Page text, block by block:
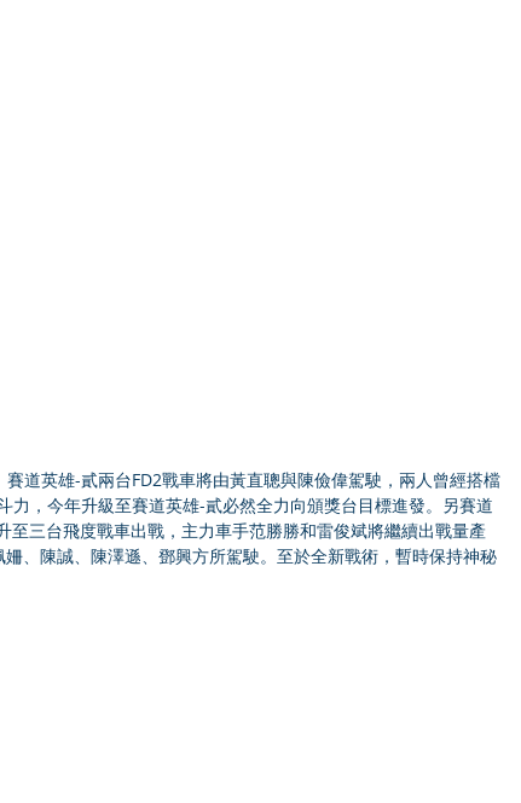
道英雄-貳兩台FD2戰車將由黃直聰與陳儉偉駕駛，兩人曾經搭檔
力，今年升級至賽道英雄-貳必然全力向頒獎台目標進發。另賽道
至三台飛度戰車出戰，主力車手范勝勝和雷俊斌將繼續出戰量產
、陳誠、陳澤遜、鄧興方所駕駛。至於全新戰術，暫時保持神秘